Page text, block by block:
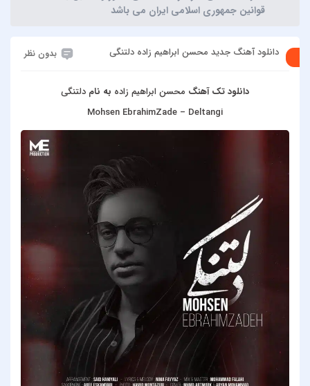
قوانین جمهوری اسلامی ایران می باشد
دانلود آهنگ جدید محسن ابراهیم زاده دلتنگی بدون نظر
دانلود تک آهنگمحسن ابراهیم زادهبه نامدلتنگی
Mohsen EbrahimZade – Deltangi